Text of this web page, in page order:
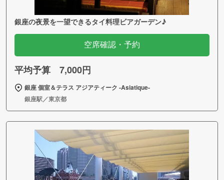
銀座の夜景を一望できるタイ料理ビアガーデン♪
空席確認・予約
平均予算 7,000円
銀座 個室＆テラス アジアティーク ‐Asiatique‐
銀座駅／東京都